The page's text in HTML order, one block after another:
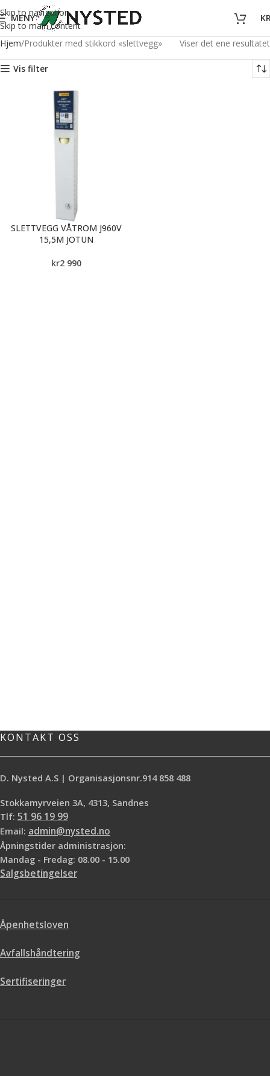
Skip to navigation
Skip to main content
MENY
Hjem Produkter med stikkord «slettvegg» Viser det ene resultatet
Vis filter
SLETTVEGG VÅTROM J960V
15,5M JOTUN
kr2 990
KONTAKT OSS
D. Nysted A.S | Organisasjonsnr.914 858 488
Stokkamyrveien 3A, 4313, Sandnes
Tlf: 51 96 19 99
Email: admin@nysted.no
Åpningstider administrasjon:
Mandag - Fredag: 08.00 - 15.00
Salgsbetingelser
Åpenhetsloven
Avfallshåndtering
Sertifiseringer